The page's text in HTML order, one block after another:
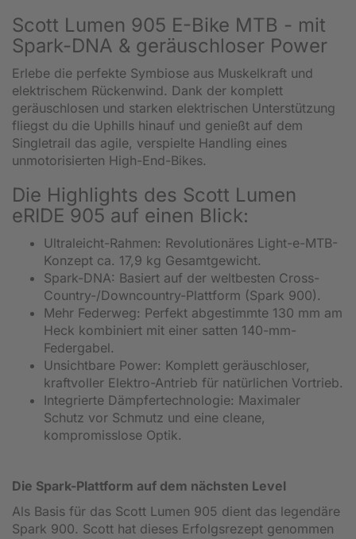
Scott Lumen 905 E-Bike MTB - mit
Spark-DNA & geräuschloser Power
Erlebe die perfekte Symbiose aus Muskelkraft und
elektrischem Rückenwind. Dank der komplett
geräuschlosen und starken elektrischen Unterstützung
fliegst du die Uphills hinauf und genießt auf dem
Singletrail das agile, verspielte Handling eines
unmotorisierten High-End-Bikes.
Die Highlights des Scott Lumen
eRIDE 905 auf einen Blick:
Ultraleicht-Rahmen: Revolutionäres Light-e-MTB-
Konzept ca. 17,9 kg Gesamtgewicht.
Spark-DNA: Basiert auf der weltbesten Cross-
Country-/Downcountry-Plattform (Spark 900).
Mehr Federweg: Perfekt abgestimmte 130 mm am
Heck kombiniert mit einer satten 140-mm-
Federgabel.
Unsichtbare Power: Komplett geräuschloser,
kraftvoller Elektro-Antrieb für natürlichen Vortrieb.
Integrierte Dämpfertechnologie: Maximaler
Schutz vor Schmutz und eine cleane,
kompromisslose Optik.
Die Spark-Plattform auf dem nächsten Level
Als Basis für das Scott Lumen 905 dient das legendäre
Spark 900. Scott hat dieses Erfolgsrezept genommen